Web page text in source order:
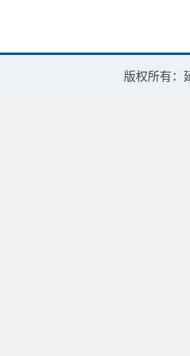
版权所有：